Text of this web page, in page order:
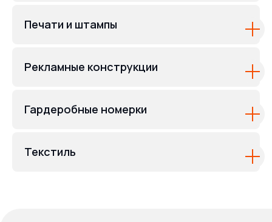
Печати и штампы
Рекламные конструкции
Гардеробные номерки
Текстиль